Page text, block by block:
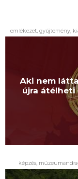
emlékezet, gyűjtemény,
Aki nem
újra átélheti
képzés,